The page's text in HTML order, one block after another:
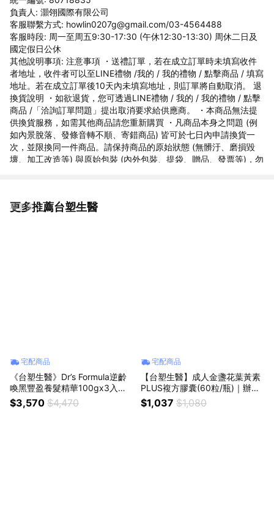
負責人: 灝翎國際有限公司
客服聯繫方式: howlin0207g@gmail.com/03-4564488
客服時段: 周一至周五9:30-17:30 (午休12:30-13:30) 周休二日及
國定假日公休
其他說明事項: 注意事項 ・送禮訂單，若在成立訂單時未填寫收件
者地址，收件者可以至LINE禮物 /我的 / 我的禮物 / 點擊商品 / 填寫
地址。若在成立訂單後10天內未填寫地址，則訂單將自動取消。 退
換貨說明 ・如欲退貨，您可透過LINE禮物 / 我的 / 我的禮物 / 點擊
商品 /「洽詢訂單問題」提出取消要求給供應商。 ・本商品無法提
供換貨服務，如需其他商品請您重新購買 ・凡商品本身之問題 (例
如內景脫落、發條音轉不順、寄錯商品) 皆可於七日內申請換貨一
次，並限換同一件商品。請保持商品的原始狀態 (無髒汙、磨損毀
壞、加工改造等) 與原始包裝 (內外包裝、提袋、贈品、發票等)，勿
更多推薦台塑生醫
看更多
宅配商品
《台塑生醫》Dr’s Formula逆齡
喚黑豐盈養髮精華100gx3入｜
熱銷商品｜生日禮物｜跨年｜珍
貴時光｜禮物｜情人節禮物｜新
$3,570 $4,470
宅配商品
【台塑生醫】成人金盞花葉黃素
PLUS複方膠囊(60粒/瓶)｜辦公
族｜眼睛｜禮物｜好朋友｜好同
事｜七夕｜生日禮物｜獅子座｜
$1,037 $1,080